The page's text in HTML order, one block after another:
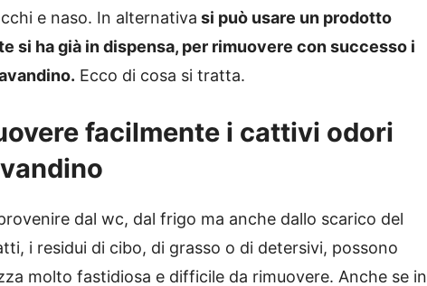
e naso. In alternativa si può usare un prodotto
si ha già in dispensa, per rimuovere con successo i
Ecco di cosa si tratta.
facilmente i cattivi odori
dal wc, dal frigo ma anche dallo scarico del
i residui di cibo, di grasso o di detersivi, possono
molto fastidiosa e difficile da rimuovere. Anche se in